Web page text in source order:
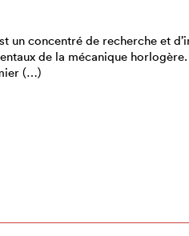
un concentré de recherche et
de la mécanique
(…)